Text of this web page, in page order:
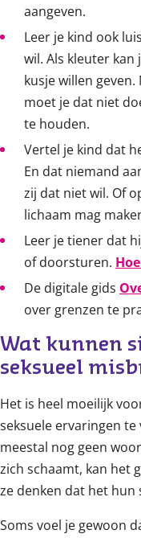
aangeven.
Leer je kind ook
wil. Als kleuter kan
kusje willen
moet je dat niet
te houden.
Vertel je kind dat
En dat niemand
zij dat niet wil. Of
lichaam mag
Leer je tiener dat
of doorsturen.
De digitale gids
over grenzen te
Wat kunnen
seksueel
Het is heel moeilijk
seksuele ervaringen
meestal nog geen
zich schaamt, kan het
ze denken dat het hun
Soms voel je gewoon